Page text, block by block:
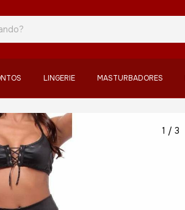
LINGERIE MASTURBADORES
1 / 3